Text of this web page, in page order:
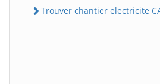
Trouver chantier electricite